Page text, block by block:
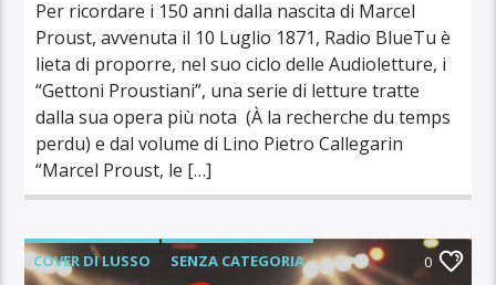
Per ricordare i 150 anni dalla nascita di Marcel
Proust, avvenuta il 10 Luglio 1871, Radio BlueTu è
lieta di proporre, nel suo ciclo delle Audioletture, i
“Gettoni Proustiani”, una serie di letture tratte
dalla sua opera più nota (À la recherche du temps
perdu) e dal volume di Lino Pietro Callegarin
“Marcel Proust, le […]
COVER DI LUSSO SENZA CATEGORIA 0